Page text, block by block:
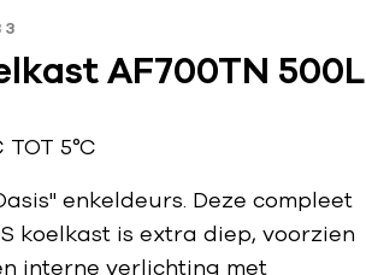
AF700TN 500L
TOT 5°C
enkeldeurs. Deze compleet
koelkast is extra diep, voorzien
interne verlichting met